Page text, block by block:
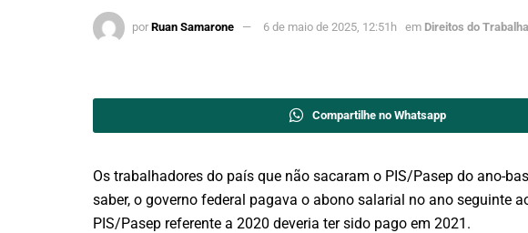
por Ruan Samarone 6 de maio de 2025, 12:51h em Direitos do
Compartilhe no Whatsapp
Os trabalhadores do país que não sacaram o PIS/Pasep do ano-
saber, o governo federal pagava o abono salarial no ano seguinte
PIS/Pasep referente a 2020 deveria ter sido pago em 2021.